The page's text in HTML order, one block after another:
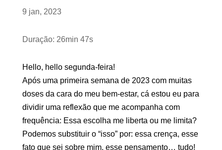
9 jan, 2023
Duração: 26min 47s
Hello, hello segunda-feira!
Após uma primeira semana de 2023 com muitas
doses da cara do meu bem-estar, cá estou eu para
dividir uma reflexão que me acompanha com
frequência: Essa escolha me liberta ou me limita?
Podemos substituir o “isso” por: essa crença, esse
fato que sei sobre mim, esse pensamento… tudo!